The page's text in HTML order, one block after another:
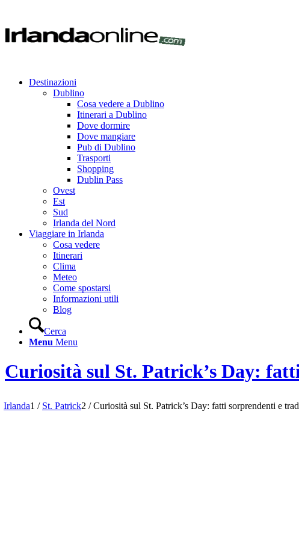
Destinazioni
Dublino
Cosa vedere a Dublino
Itinerari a Dublino
Dove dormire
Dove mangiare
Pub di Dublino
Trasporti
Shopping
Dublin Pass
Ovest
Est
Sud
Irlanda del Nord
Viaggiare in Irlanda
Cosa vedere
Itinerari
Clima
Meteo
Come spostarsi
Informazioni utili
Blog
Cerca
Menu Menu
Curiosità sul St. Patrick’s Day:
Irlanda1 / St. Patrick2 / Curiosità sul St. Patrick’s Day: fatti sorprendenti e